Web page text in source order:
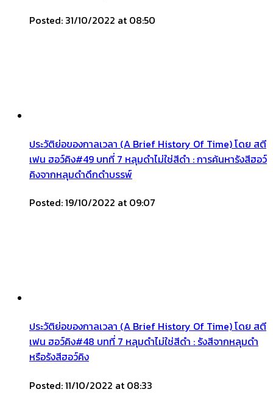
Posted: 31/10/2022 at 08:50
ประวัติย่อของกาลเวลา (A Brief History Of Time) โดย สตี
เฟน ฮอว์คิง#49 บทที่ 7 หลุมดำไม่ใช่สีดำ : การค้นหารังสีฮอว์
คิงจากหลุมดำดึกดำบรรพ์
Posted: 19/10/2022 at 09:07
ประวัติย่อของกาลเวลา (A Brief History Of Time) โดย สตี
เฟน ฮอว์คิง#48 บทที่ 7 หลุมดำไม่ใช่สีดำ : รังสีจากหลุมดำ
หรือรังสีฮอว์คิง
Posted: 11/10/2022 at 08:33